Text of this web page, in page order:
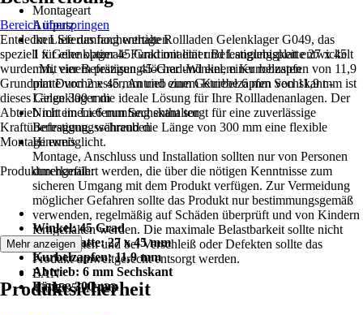
Montageart
Aufputz
Im Lieferumfang enthalten
1 x Gelenklager 45 Grad mit einer Befestigungsplatte 27 x 45
mm, vier Befestigungslöcher und einem Kurbelzapfen von 11,9
mm Durchmesser, Antrieb zum Getriebe 6 mm Sechskant -
Länge 300 mm
Nicht im Lieferumfang enthalten
Befestigungsschrauben
Hinweis
Montage, Anschluss und Installation sollten nur von Personen
durchgeführt werden, die über die nötigen Kenntnisse zum
sicheren Umgang mit dem Produkt verfügen. Zur Vermeidung
möglicher Gefahren sollte das Produkt nur bestimmungsgemäß
verwenden, regelmäßig auf Schäden überprüft und von Kindern
ferngehalten werden. Die maximale Belastbarkeit sollte nicht
überschritten und bei Verschleiß oder Defekten sollte das
Produkt umweltgerecht entsorgt werden.
EAN
4058595012423
Bereich überspringen
Entdecken Sie das hochwertige Rollladen Gelenklager G049, das
speziell für eine optimale Funktionalität und Langlebigkeit entwickelt
wurde. Mit einem präzisen 45-Grad-Winkel, einer robusten
Grundplatte von 2 x 45 mm und einem Kurbelzapfen von 11,9 mm ist
dieses Gelenklager die ideale Lösung für Ihre Rollladenanlagen. Der
Abtrieb mit einem 6 mm Sechskant sorgt für eine zuverlässige
Kraftübertragung, während die Länge von 300 mm eine flexible
Montage ermöglicht.
Produktmerkmale:
Winkel: 45 Grad
Grundplatte: 27 x 45 mm
Kurbelzapfen: 11,9 mm
Abtrieb: 6 mm Sechskant
Länge: 300 mm
Mehr anzeigen
Produktsicherheit